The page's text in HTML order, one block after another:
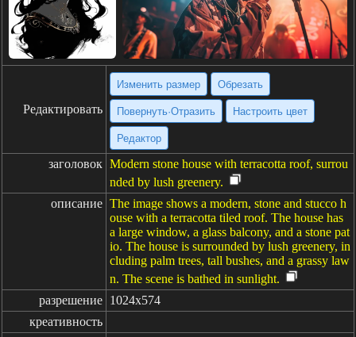
Редактировать
Изменить размер Обрезать
Повернуть·Отразить Настроить цвет
Редактор
заголовок Modern stone house with terracotta roof, surrou
nded by lush greenery.
описание The image shows a modern, stone and stucco h
ouse with a terracotta tiled roof. The house has
a large window, a glass balcony, and a stone pat
io. The house is surrounded by lush greenery, in
cluding palm trees, tall bushes, and a grassy law
n. The scene is bathed in sunlight.
разрешение 1024x574
креативность